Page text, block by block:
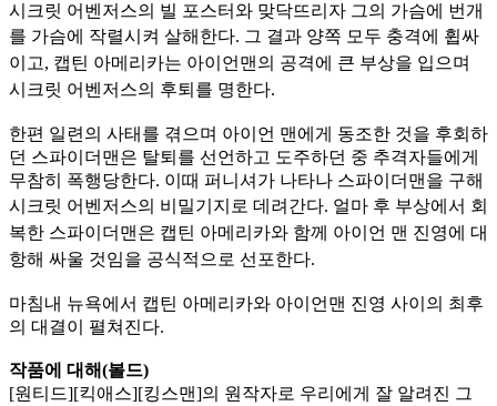
시크릿 어벤저스의 빌 포스터와 맞닥뜨리자 그의 가슴에 번개
를 가슴에 작렬시켜 살해한다. 그 결과 양쪽 모두 충격에 휩싸
이고, 캡틴 아메리카는 아이언맨의 공격에 큰 부상을 입으며
시크릿 어벤저스의 후퇴를 명한다.
한편 일련의 사태를 겪으며 아이언 맨에게 동조한 것을 후회하
던 스파이더맨은 탈퇴를 선언하고 도주하던 중 추격자들에게
무참히 폭행당한다. 이때 퍼니셔가 나타나 스파이더맨을 구해
시크릿 어벤저스의 비밀기지로 데려간다. 얼마 후 부상에서 회
복한 스파이더맨은 캡틴 아메리카와 함께 아이언 맨 진영에 대
항해 싸울 것임을 공식적으로 선포한다.
마침내 뉴욕에서 캡틴 아메리카와 아이언맨 진영 사이의 최후
의 대결이 펼쳐진다.
작품에 대해(볼드)
[원티드][킥애스][킹스맨]의 원작자로 우리에게 잘 알려진 그